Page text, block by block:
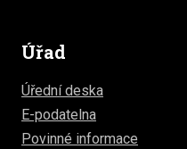
Úřad
Úřední deska
E-podatelna
Povinné informace